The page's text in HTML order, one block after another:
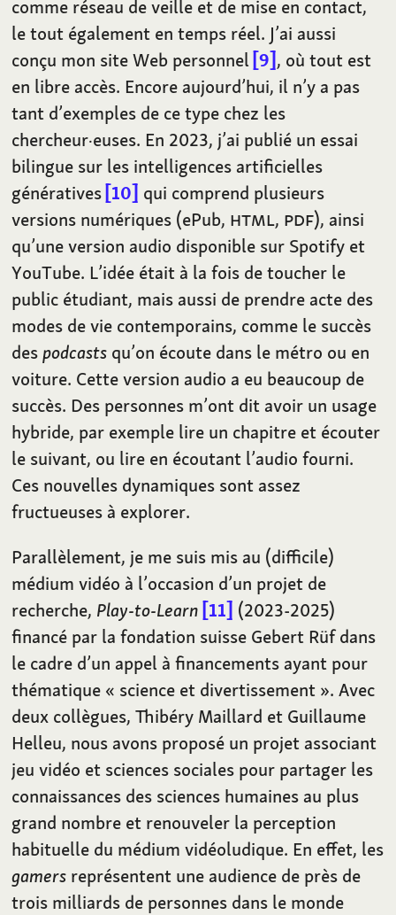
comme réseau de veille et de mise en contact,
le tout également en temps réel. J’ai aussi
conçu mon site Web personnel 9 , où tout est
en libre accès. Encore aujourd’hui, il n’y a pas
tant d’exemples de ce type chez les
chercheur·euses. En 2023, j’ai publié un essai
bilingue sur les intelligences artificielles
génératives 10 qui comprend plusieurs
versions numériques (ePub, HTML, PDF), ainsi
qu’une version audio disponible sur Spotify et
YouTube. L’idée était à la fois de toucher le
public étudiant, mais aussi de prendre acte des
modes de vie contemporains, comme le succès
despodcasts qu’on écoute dans le métro ou en
voiture. Cette version audio a eu beaucoup de
succès. Des personnes m’ont dit avoir un usage
hybride, par exemple lire un chapitre et écouter
le suivant, ou lire en écoutant l’audio fourni.
Ces nouvelles dynamiques sont assez
fructueuses à explorer.
Parallèlement, je me suis mis au (difficile)
médium vidéo à l’occasion d’un projet de
recherche, Play-to-Learn 11 (2023-2025)
financé par la fondation suisse Gebert Rüf dans
le cadre d’un appel à financements ayant pour
thématique « science et divertissement ». Avec
deux collègues, Thibéry Maillard et Guillaume
Helleu, nous avons proposé un projet associant
jeu vidéo et sciences sociales pour partager les
connaissances des sciences humaines au plus
grand nombre et renouveler la perception
habituelle du médium vidéoludique. En effet, les
gamers représentent une audience de près de
trois milliards de personnes dans le monde